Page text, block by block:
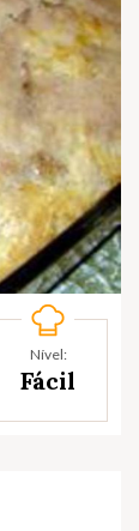
Nível:
Fácil